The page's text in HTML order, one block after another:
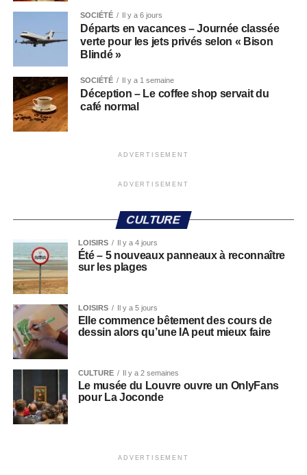
SOCIÉTÉ Il y a 6 jours
Départs en vacances – Journée classée
verte pour les jets privés selon « Bison
Blindé »
SOCIÉTÉ Il y a 1 semaine
Déception – Le coffee shop servait du
café normal
ADVERTISEMENT
ADVERTISEMENT
CULTURE
LOISIRS Il y a 4 jours
Été – 5 nouveaux panneaux à reconnaître
sur les plages
LOISIRS Il y a 5 jours
Elle commence bêtement des cours de
dessin alors qu’une IA peut mieux faire
CULTURE Il y a 2 semaines
Le musée du Louvre ouvre un OnlyFans
pour La Joconde
ADVERTISEMENT